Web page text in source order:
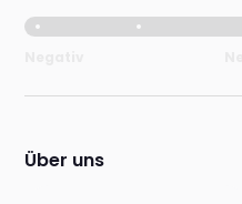
Über uns